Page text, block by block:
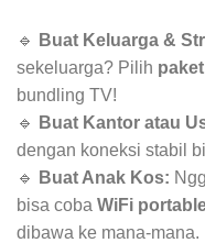
🔹 Buat Keluarga &
sekeluarga? Pilih
bundling TV!
🔹
Buat Kantor atau
dengan koneksi stabil
🔹
Buat Anak Kos:
bisa coba WiFi
dibawa ke mana-mana.